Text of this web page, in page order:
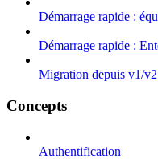
Démarrage rapide :
Démarrage rapide :
Migration depuis v1/v2
Concepts
Authentification